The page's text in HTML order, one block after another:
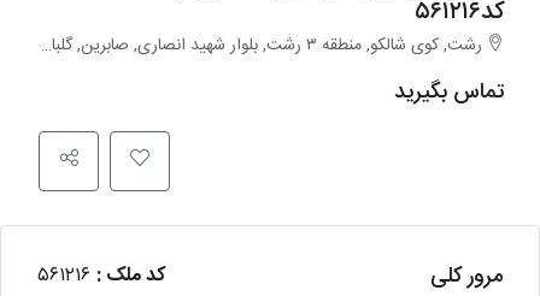
کد۵۶۱۲۱۶
رشت, کوی شالکو, منطقه ۳ رشت, بلوار شهید انصاری, صابرین, گلباغ نماز, گلسار, شهر رشت, بخش مرکزی رشت, شهرستان رشت, استان گیلان, ۴۱۶۳۹-۳۶۶۲۷, ایران
تماس بگیرید
مرور کلی کد ملک :